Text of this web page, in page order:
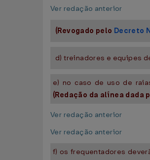
Ver redação anterior
(Revogado pelo Decreto
d) treinadores e equipes
e) no caso de uso de
(Redação da alínea dada
Ver redação anterior
Ver redação anterior
f) os frequentadores